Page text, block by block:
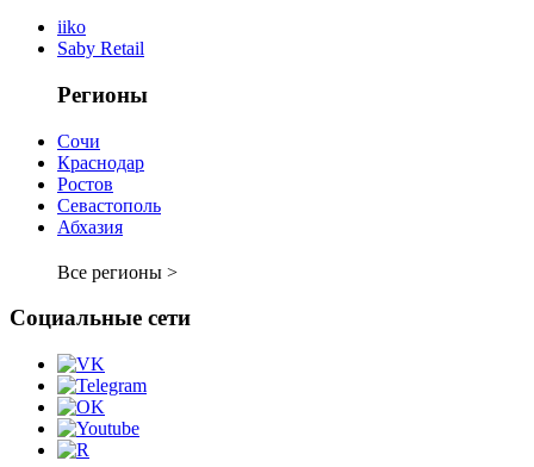
iiko
Saby Retail
Регионы
Сочи
Краснодар
Ростов
Севастополь
Абхазия
Все регионы >
Социальные сети